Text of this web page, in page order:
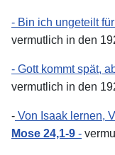
- Bin ich ungeteilt
vermutlich in den
- Gott kommt spät,
vermutlich in den
- Von Isaak lernen,
Mose 24,1-9 -